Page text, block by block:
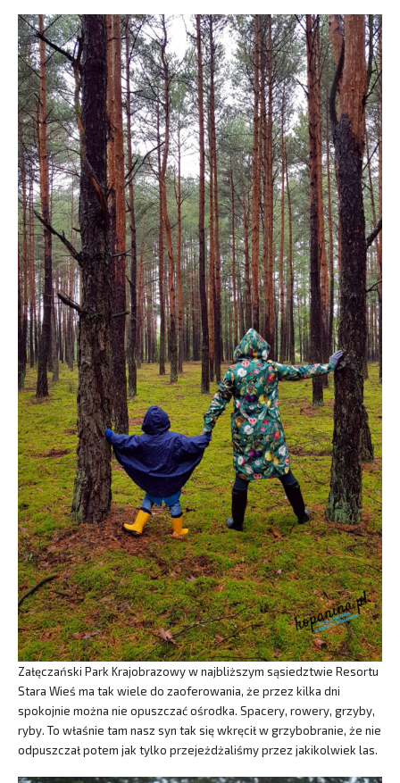
Załęczański Park Krajobrazowy w najbliższym sąsiedztwie Resortu
Stara Wieś ma tak wiele do zaoferowania, że przez kilka dni
spokojnie można nie opuszczać ośrodka. Spacery, rowery, grzyby,
ryby. To właśnie tam nasz syn tak się wkręcił w grzybobranie, że nie
odpuszczał potem jak tylko przejeżdżaliśmy przez jakikolwiek las.